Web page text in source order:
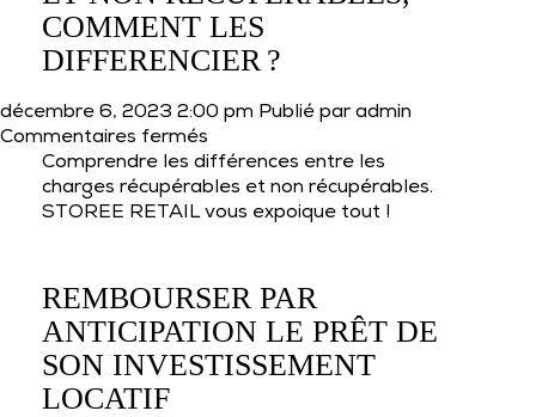
COMMENT LES
DIFFERENCIER ?
décembre 6, 2023 2:00 pm Publié paradmin
Commentaires fermés
CHARGES
RECUPERABLES
ET
COMMENT
LES
DIFFERENCIER ?
Comprendre les différences entre les
charges récupérables et non récupérables.
STOREE RETAIL vous expoique tout !
REMBOURSER PAR
ANTICIPATION LE PRÊT DE
SON INVESTISSEMENT
LOCATIF